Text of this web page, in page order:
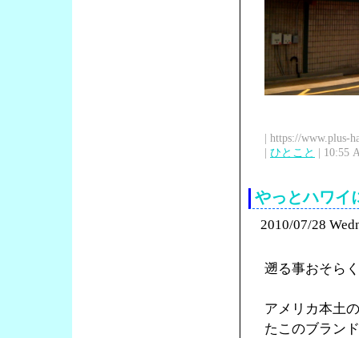
| https://www.plus-
| ひとこと | 10:55
やっとハワイ
2010/07/28
遡る事おそら
アメリカ本土
たこのブラン